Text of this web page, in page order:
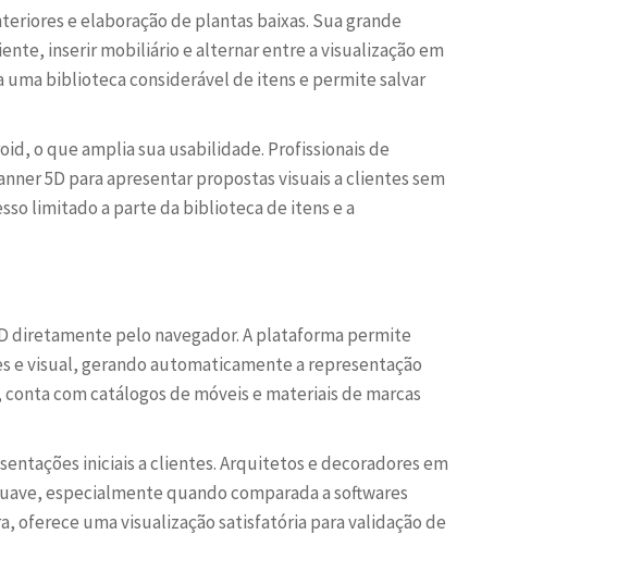
e elaboração de plantas baixas. Sua grande
inserir mobiliário e alternar entre a visualização em
biblioteca considerável de itens e permite salvar
o que amplia sua usabilidade. Profissionais de
5D para apresentar propostas visuais a clientes sem
limitado a parte da biblioteca de itens e a
diretamente pelo navegador. A plataforma permite
e visual, gerando automaticamente a representação
com catálogos de móveis e materiais de marcas
iniciais a clientes. Arquitetos e decoradores em
especialmente quando comparada a softwares
oferece uma visualização satisfatória para validação de